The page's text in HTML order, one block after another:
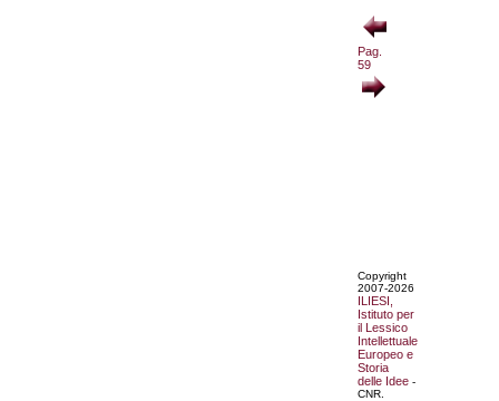
Pag.
59
Copyright
2007-2026
ILIESI,
Istituto per
il Lessico
Intellettuale
Europeo e
Storia
delle Idee -
CNR.